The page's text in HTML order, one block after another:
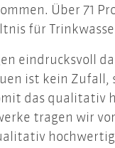
Über 71
für
eindrucksvoll
ist kein
das
tragen wir